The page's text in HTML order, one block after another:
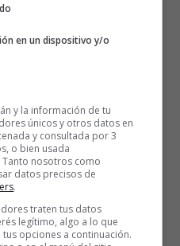
de la
Génesis
Clarke, Jai Courtney,
, J.K. Simmons, Lee Byung-
Holt
en un dispositivo y/o
y la información de tu
únicos y otros datos en
y consultada por 3
o bien usada
nosotros como
datos precisos de
.
traten tus datos
legítimo, algo a lo que
opciones a continuación.